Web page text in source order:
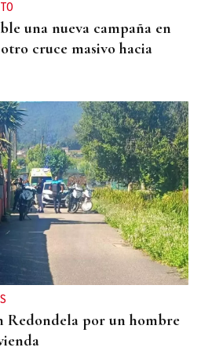
una nueva campaña en
cruce masivo hacia
Redondela por un hombre